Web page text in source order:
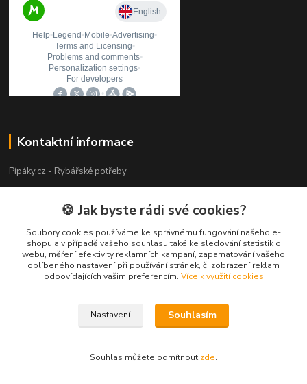
Kontaktní informace
Pípáky.cz - Rybářské potřeby
Zákaznická podpora
+420 777 789 055
(Po-Pá 9:00-18:00)
info@pipaky.cz
Copyright 2018 - 2026 © Pípáky.cz
🍪 Jak byste rádi své cookies?
Soubory cookies používáme ke správnému fungování našeho e-
shopu a v případě vašeho souhlasu také ke sledování statistik o
webu, měření efektivity reklamních kampaní, zapamatování vašeho
oblíbeného nastavení při používání stránek, či zobrazení reklam
odpovídajících vašim preferencím. Více k využití cookies
Nastavení Souhlasím
Souhlas můžete odmítnout zde.